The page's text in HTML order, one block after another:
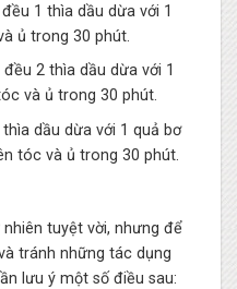
1 thìa dầu dừa với 1
ủ trong 30 phút.
đều 2 thìa dầu dừa với 1
và ủ trong 30 phút.
dầu dừa với 1 quả bơ
tóc và ủ trong 30 phút.
tuyệt vời, nhưng để
tránh những tác dụng
lưu ý một số điều sau: